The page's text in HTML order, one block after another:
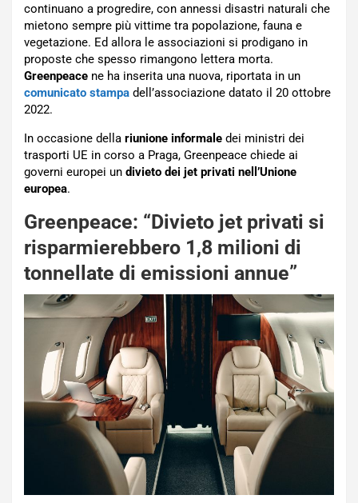
continuano a progredire, con annessi disastri naturali che
mietono sempre più vittime tra popolazione, fauna e
vegetazione. Ed allora le associazioni si prodigano in
proposte che spesso rimangono lettera morta.
Greenpeace ne ha inserita una nuova, riportata in un
comunicato stampa dell’associazione datato il 20 ottobre
2022.
In occasione della riunione informale dei ministri dei
trasporti UE in corso a Praga, Greenpeace chiede ai
governi europei un divieto dei jet privati nell’Unione
europea.
Greenpeace: “Divieto jet privati si
risparmierebbero 1,8 milioni di
tonnellate di emissioni annue”